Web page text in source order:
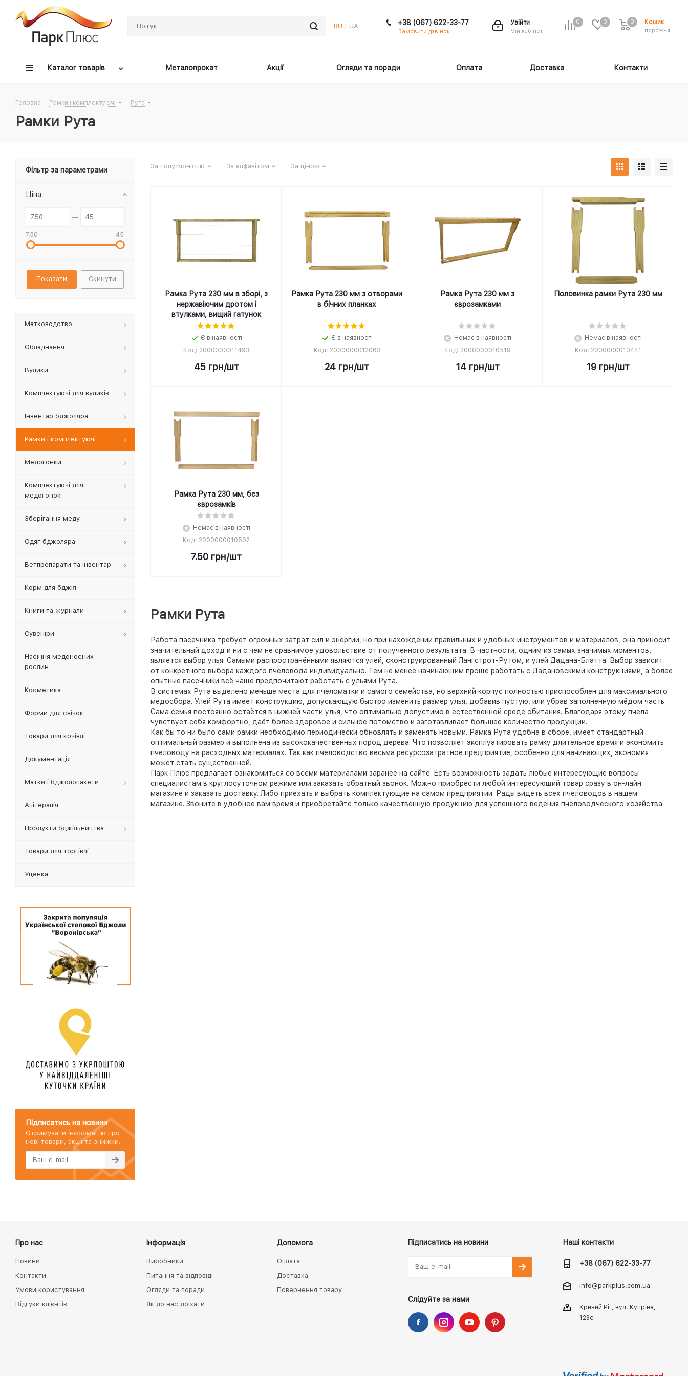
RU | UA
0 0 Кошик
порожня
0
Увійти
Мій кабінет
+38 (067) 622-33-77
Замовити дзвінок
Каталог товарів Металопрокат Акції Огляди та поради Оплата Доставка Контакти
Головна - Рамки і комплектуючі - Рута
Рамки Рута
За популярністю За алфавітом За ціною
Рамка Рута 230 мм в зборі, з
нержавіючим дротом і
втулками, вищий гатунок
Є в наявності
Код: 2000000011493
45грн/шт
Рамка Рута 230 мм з отворами
в бічних планках
Є в наявності
Код: 2000000012063
24 грн/шт
Рамка Рута 230 мм з
єврозамками
Немає в наявності
Код: 2000000010519
14грн/шт
Половинка рамки Рута 230 мм
Немає в наявності
Код: 2000000010441
19 грн/шт
Рамка Рута 230 мм, без
єврозамків
Немає в наявності
Код: 2000000010502
7.50 грн/шт
Рамки Рута
Работа пасечника требует огромных затрат сил и энергии, но при нахождении правильных и удобных инструментов и материалов, она приносит
значительный доход и ни с чем не сравнимое удовольствие от полученного результата. В частности, одним из самых значимых моментов,
является выбор улья. Самыми распространёнными являются улей, сконструированный Лангстрот-Рутом, и улей Дадана-Блатта. Выбор зависит
от конкретного выбора каждого пчеловода индивидуально. Тем не менее начинающим проще работать с Дадановскими конструкциями, а более
опытные пасечники всё чаще предпочитают работать с ульями Рута.
В системах Рута выделено меньше места для пчеломатки и самого семейства, но верхний корпус полностью приспособлен для максимального
медосбора. Улей Рута имеет конструкцию, допускающую быстро изменить размер улья, добавив пустую, или убрав заполненную мёдом часть.
Сама семья постоянно остаётся в нижней части улья, что оптимально допустимо в естественной среде обитания. Благодаря этому пчела
чувствует себя комфортно, даёт более здоровое и сильное потомство и заготавливает большее количество продукции.
Как бы то ни было сами рамки необходимо периодически обновлять и заменять новыми. Рамка Рута удобна в сборе, имеет стандартный
оптимальный размер и выполнена из высококачественных пород дерева. Что позволяет эксплуатировать рамку длительное время и экономить
пчеловоду на расходных материалах. Так как пчеловодство весьма ресурсозатратное предприятие, особенно для начинающих, экономия
может стать существенной.
Парк Плюс предлагает ознакомиться со всеми материалами заранее на сайте. Есть возможность задать любые интересующие вопросы
специалистам в круглосуточном режиме или заказать обратный звонок. Можно приобрести любой интересующий товар сразу в он-лайн
магазине и заказать доставку. Либо приехать и выбрать комплектующие на самом предприятии. Рады видеть всех пчеловодов в нашем
магазине. Звоните в удобное вам время и приобретайте только качественную продукцию для успешного ведения пчеловодческого хозяйства.
Фільтр за параметрами
Ціна
7.50 45
Скинути
Матководство
Обладнання
Вулики
Комплектуючі для вуликів
Інвентар бджоляра
Рамки і комплектуючі
Медогонки
Комплектуючі для
медогонок
Зберігання меду
Одяг бджоляра
Ветпрепарати та інвентар
Корм для бджіл
Книги та журнали
Cувеніри
Насіння медоносних
рослин
Косметика
Форми для свічок
Товари для кочівлі
Документація
Матки і бджолопакети
Апітерапія
Продукти бджільництва
Товари для торгівлі
Уценка
Підписатись на новини
Отримувати інформацію про
нові товари, акції та знижки.
Про нас
Новини
Контакти
Умови користування
Відгуки клієнтів
Інформація
Виробники
Питання та відповіді
Огляди та поради
Як до нас доїхати
Допомога
Оплата
Доставка
Повернення товару
Підписатись на новини
Слідуйте за нами
Наші контакти
+38 (067) 622-33-77
info@parkplus.com.ua
Кривий Ріг, вул. Купріна,
123е